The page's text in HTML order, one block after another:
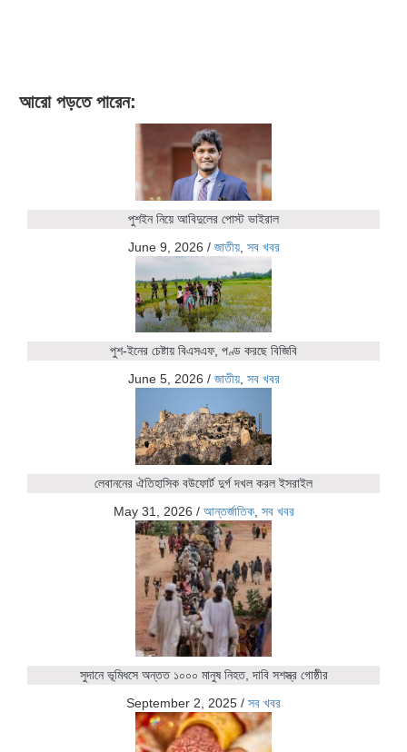
আরো পড়তে পারেন:
পুশইন নিয়ে আবিদুলের পোস্ট ভাইরাল
June 9, 2026 / জাতীয়, সব খবর
পুশ-ইনের চেষ্টায় বিএসএফ, পণ্ড করছে বিজিবি
June 5, 2026 / জাতীয়, সব খবর
লেবাননের ঐতিহাসিক বউফোর্ট দুর্গ দখল করল ইসরাইল
May 31, 2026 / আন্তর্জাতিক, সব খবর
সুদানে ভূমিধসে অন্তত ১০০০ মানুষ নিহত, দাবি সশস্ত্র গোষ্ঠীর
September 2, 2025 / সব খবর